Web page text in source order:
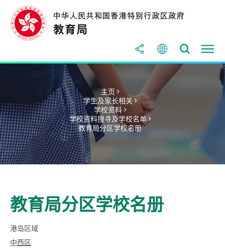
主页 >
学生及家长相关 >
学校资料 >
学校资料搜寻及学校名单 >
教育局分区学校名册
教育局分区学校名册
港岛区域
中西区